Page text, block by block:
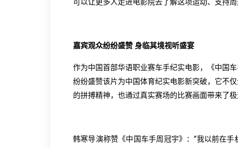
可以让更多人走进电影院去了解这项运动、支持
嘉宾观众纷纷盛赞 身临其境视听盛宴
作为中国首部华语职业赛车手纪实电影，《中国
纷纷盛赞该片为中国体育纪实电影新突破，它不
的拼搏精神，也通过真实赛场的比赛画面带来了极
韩寒导演称赞《中国车手周冠宇》：“我以前在